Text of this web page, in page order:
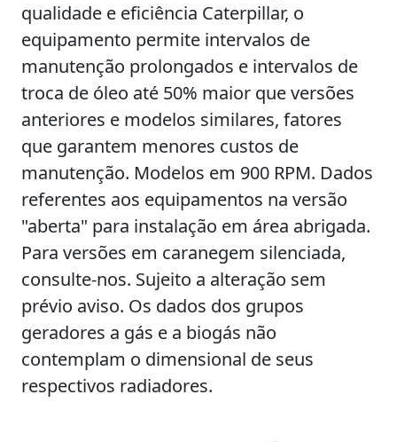
qualidade e eficiência Caterpillar, o
equipamento permite intervalos de
manutenção prolongados e intervalos de
troca de óleo até 50% maior que versões
anteriores e modelos similares, fatores
que garantem menores custos de
manutenção. Modelos em 900 RPM. Dados
referentes aos equipamentos na versão
"aberta" para instalação em área abrigada.
Para versões em caranegem silenciada,
consulte-nos. Sujeito a alteração sem
prévio aviso. Os dados dos grupos
geradores a gás e a biogás não
contemplam o dimensional de seus
respectivos radiadores.